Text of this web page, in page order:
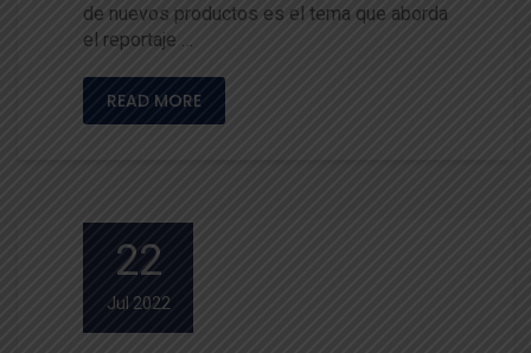
de nuevos productos es el tema que aborda
el reportaje …
READ MORE
22
Jul 2022